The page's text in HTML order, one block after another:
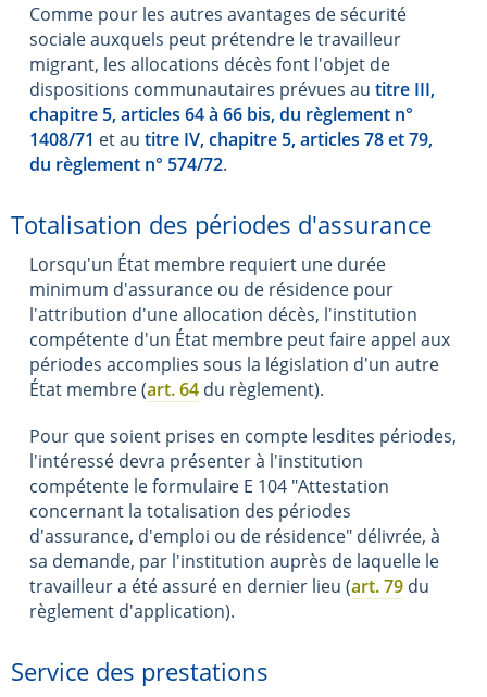
Comme pour les autres avantages de sécurité
sociale auxquels peut prétendre le travailleur
migrant, les allocations décès font l'objet de
dispositions communautaires prévues au titre III,
chapitre 5, articles 64 à 66 bis, du règlement n°
1408/71 et au titre IV, chapitre 5, articles 78 et 79,
du règlement n° 574/72.
Totalisation des périodes d'assurance
Lorsqu'un État membre requiert une durée
minimum d'assurance ou de résidence pour
l'attribution d'une allocation décès, l'institution
compétente d'un État membre peut faire appel aux
périodes accomplies sous la législation d'un autre
État membre (art. 64 du règlement).
Pour que soient prises en compte lesdites périodes,
l'intéressé devra présenter à l'institution
compétente le formulaire E 104 "Attestation
concernant la totalisation des périodes
d'assurance, d'emploi ou de résidence" délivrée, à
sa demande, par l'institution auprès de laquelle le
travailleur a été assuré en dernier lieu (art. 79 du
règlement d'application).
Service des prestations